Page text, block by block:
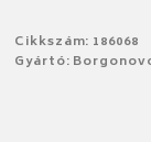
Cikkszám: 186068
Gyártó: